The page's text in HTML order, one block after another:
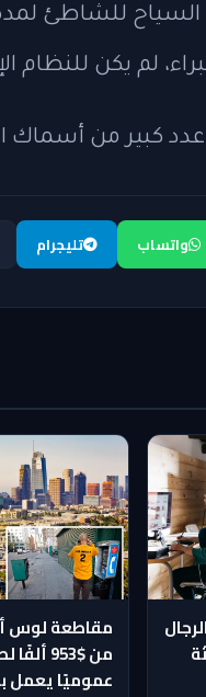
للشاطئ
لم يكن للنظام
عدد كبير من أسماك
واتساب تليجرام
مقاطعة لوس
عموميًا يعمل